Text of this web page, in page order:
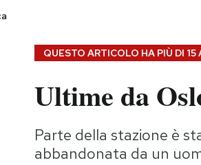
Consumismi
QUESTO ARTICOLO HA PIÙ DI 15
Ultime da
Parte della stazione è
abbandonata da un